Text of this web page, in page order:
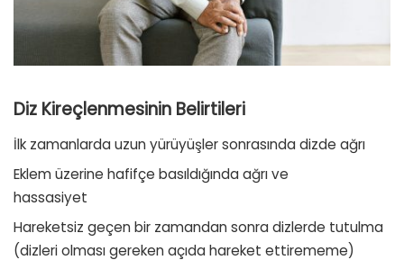
Diz Kireçlenmesinin Belirtileri
İlk zamanlarda uzun yürüyüşler sonrasında dizde ağrı
Eklem üzerine hafifçe basıldığında ağrı ve
hassasiyet
Hareketsiz geçen bir zamandan sonra dizlerde tutulma
(dizleri olması gereken açıda hareket ettirememe)